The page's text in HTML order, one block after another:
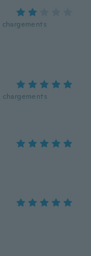
chargements
chargements